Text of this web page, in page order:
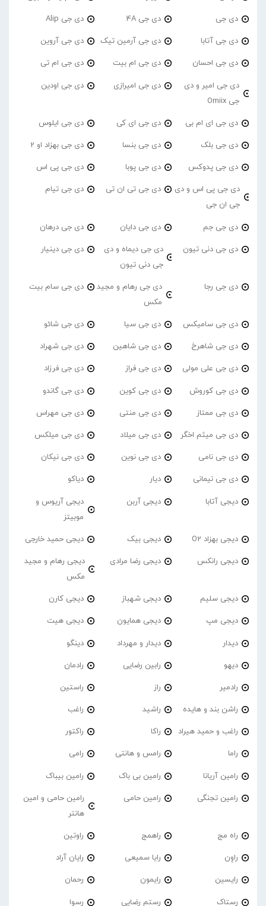
دی جی دی جی 4A دی جی Alip
دی جی آتابا دی جی آرمین تیک دی جی آروین
دی جی احسان دی جی ام بیت دی جی ام تی
دی جی امیر و دی
جی Omiix
دی جی امیرازی دی جی اودین
دی جی ای ام بی دی جی ای کی دی جی ایلوس
دی جی بلک دی جی بنسا دی جی بهزاد او 2
دی جی پدوکس دی جی پوبا دی جی پی اس
دی جی پی اس و دی
جی ان جی
دی جی تی ان تی دی جی تیام
دی جی جم دی جی دایان دی جی درهان
دی جی دنی تیون
دی جی دیماه و دی
جی دنی تیون
دی جی دینیار
دی جی رجا
دی جی رهام و مجید
مکس
دی جی سام بیت
دی جی سامیکس دی جی سیا دی جی شائو
دی جی شاهرخ دی جی شاهین دی جی شهراد
دی جی علی مولی دی جی فراز دی جی فرزاد
دی جی کوروش دی جی کوین دی جی گاندو
دی جی ممتاز دی جی منتی دی جی مهراس
دی جی میثم اخگر دی جی میلاد دی جی میلکس
دی جی نامی دی جی نوین دی جی نیکان
دی جی نیمانی دیار دیاکو
دیجی آتابا دیجی آربن
دیجی آریوس و
موبیتز
دیجی بهزاد O2 دیجی بیک دیجی حمید خارجی
دیجی رانکس دیجی رضا مرادی
دیجی رهام و مجید
مکس
دیجی سلیم دیجی شهباز دیجی کارن
دیجی مپ دیجی همایون دیجی هیت
دیدار دیدار و مهرداد دینگو
دیهو رابین رضایی رادمان
رادمیر راز راستین
راشن بند و هایده راشید راغب
راغب و حمید هیراد راکا راکتور
راما رامس و هانتی رامی
رامین آریانا رامین بی باک رامین بیباک
رامین تجنگی رامین حامی
رامین حامی و امین
هانتر
راه مج راهمج راوتین
راوِن رایا سمیعی رایان آراد
رایسین رایمون رحمان
رستاک رستم رضایی رسوا